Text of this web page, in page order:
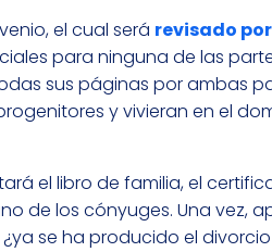
el cual será revisado
para ninguna de las
sus páginas por ambas
y vivieran en el
el libro de familia, el
de los cónyuges. Una vez,
se ha producido el